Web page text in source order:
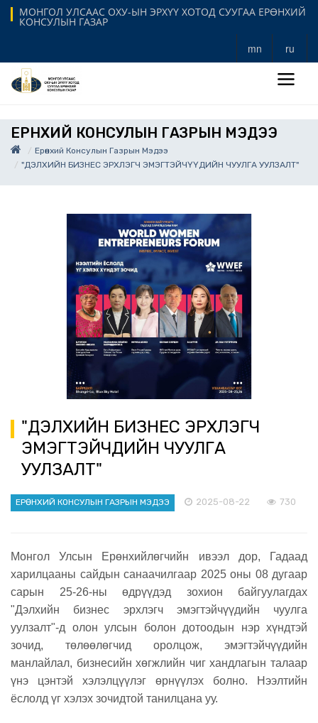
МОНГОЛ УЛСААС ОХУ-ЫН ЭРХҮҮ ХОТОД СУУГАА ЕРӨНХИЙ
КОНСУЛЫН ГАЗАР
mn ru
ЕРӨНХИЙ КОНСУЛЫН ГАЗРЫН МЭДЭЭ
Ерөнхий Консулын Газрын Мэдээ
"ДЭЛХИЙН БИЗНЕС ЭРХЛЭГЧ ЭМЭГТЭЙЧҮҮДИЙН ЧУУЛГА УУЛЗАЛТ"
"ДЭЛХИЙН БИЗНЕС ЭРХЛЭГЧ
ЭМЭГТЭЙЧҮҮДИЙН ЧУУЛГА
УУЛЗАЛТ"
ЕРӨНХИЙ КОНСУЛЫН ГАЗРЫН МЭДЭЭ 2025-08-22 730
Монгол Улсын Ерөнхийлөгчийн ивээл дор, Гадаад
харилцааны сайдын санаачилгаар 2025 оны 08 дугаар
сарын 25-26-ны өдрүүдэд зохион байгуулагдах
"Дэлхийн бизнес эрхлэгч эмэгтэйчүүдийн чуулга
уулзалт"-д олон улсын болон дотоодын нэр хүндтэй
зочид, төлөөлөгчид оролцож, эмэгтэйчүүдийн
манлайлал, бизнесийн хөгжлийн чиг хандлагын талаар
үнэ цэнтэй хэлэлцүүлэг өрнүүлэх болно. Нээлтийн
ёслолд үг хэлэх зочидтой танилцана уу.